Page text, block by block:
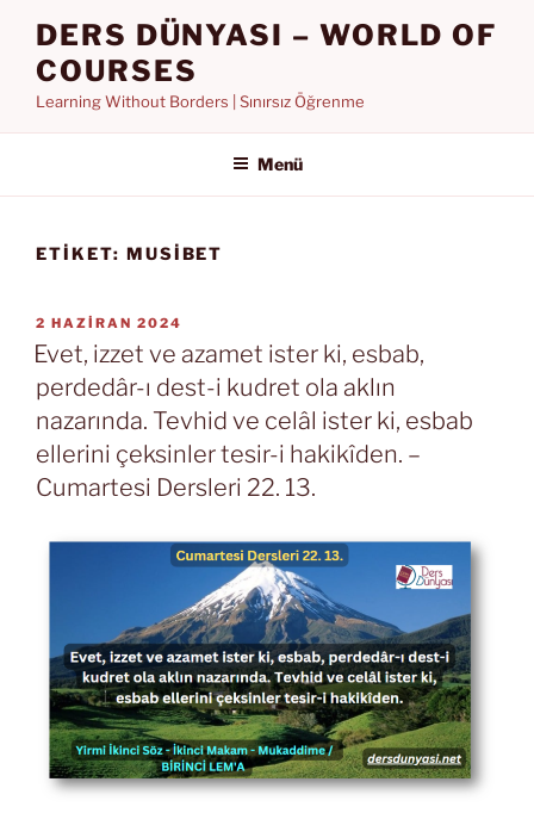
DERS DÜNYASI – WORLD OF
COURSES
Learning Without Borders | Sınırsız Öğrenme
Menü
ETIKET: MUSIBET
YAYIM
TARIHI
2 HAZIRAN 2024
Evet, izzet ve azamet ister ki, esbab,
perdedâr-ı dest-i kudret ola aklın
nazarında. Tevhid ve celâl ister ki, esbab
ellerini çeksinler tesir-i hakikîden. –
Cumartesi Dersleri 22. 13.